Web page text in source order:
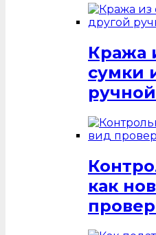
Кража
сумки
как